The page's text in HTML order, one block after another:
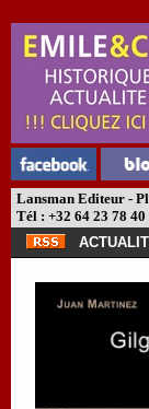
Lansman Editeur -
Tél : +32 64 23 78